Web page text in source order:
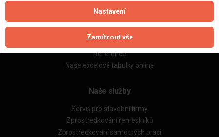
Zpracování a ochrana osobních údajů
Obchodní podmínky (rozpočtování)
Reference
Naše excelové tabulky online
Naše služby
Servis pro stavební firmy
Zprostředkování řemeslníků
Zprostředkování samotných prací
Nastavení
Zamítnout vše